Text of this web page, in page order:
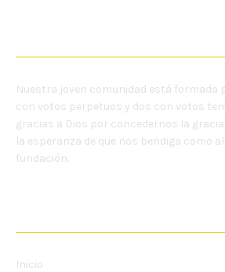
Nuestra joven comunidad está formada
con votos perpetuos y dos con votos
gracias a Dios por concedernos la
la esperanza de que nos bendiga como
fundación.
Inicio